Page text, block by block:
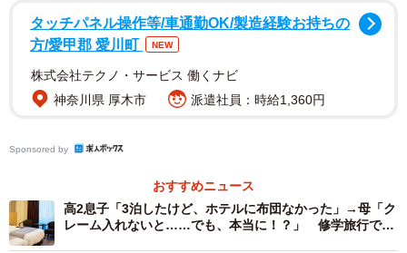
ことができ、不登校の子は不登校の子でグループを固める
ことになったそうです。
「その方がその子たちも気楽だろう。修学旅行は楽しい事
い修学旅行になるといいなと思います」と、この解決策に
「『私も出るか？』と思ったくらい疑問だった。なぜ世話
係のような子を作るのか。先生に言えない子は我慢するし
タッチパネル操作等/車通勤OK/製造経験お持ちの
方/愛甲郡 愛川町
NEW
株式会社テクノ・サービス 働くナビ
神奈川県 厚木市
派遣社員：時給1,360円
Sponsored by
おすすめニュース
高2息子「3泊したけど、ホテルに布団なかった」→母「ク
レーム入れないと……でも、本当に！？」 修学旅行での